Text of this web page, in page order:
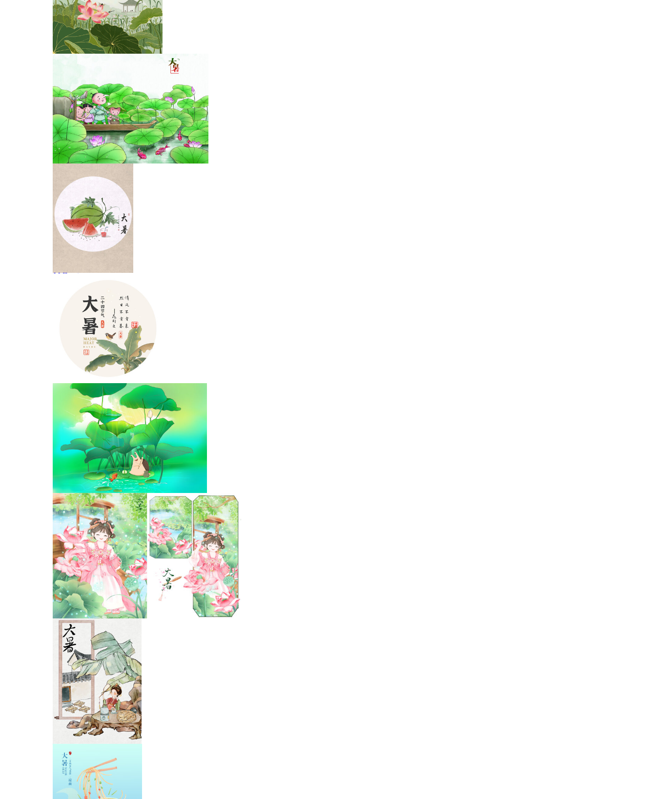
计
大暑节气国风荷
花手机插画海报
大暑时节手绘海报
瓜
节气十二大暑节气插画二十四节
气
大暑插画